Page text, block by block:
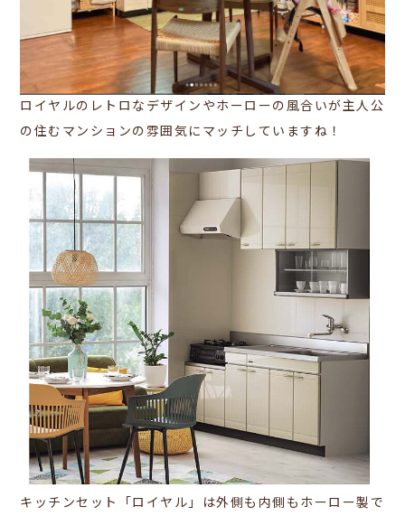
ロイヤルのレトロなデザインやホーローの風合いが主人公
の住むマンションの雰囲気にマッチしていますね！
キッチンセット「ロイヤル」は外側も内側もホーロー製で